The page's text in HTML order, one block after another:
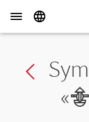
Previous
«𖢍